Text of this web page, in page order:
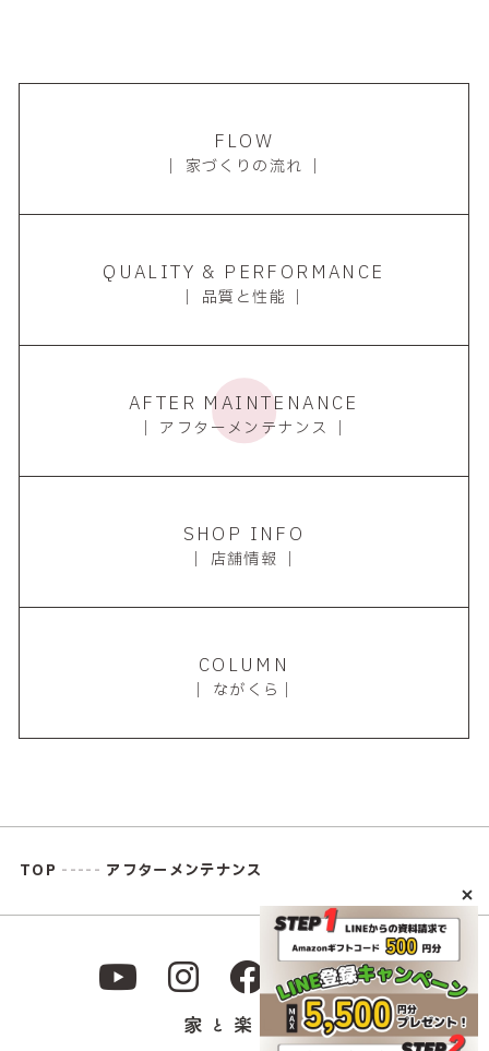
FLOW
｜ 家づくりの流れ ｜
QUALITY & PERFORMANCE
｜ 品質と性能 ｜
AFTER MAINTENANCE
｜ アフターメンテナンス ｜
SHOP INFO
｜ 店舗情報 ｜
COLUMN
｜ ながくら｜
TOP ----- アフターメンテナンス